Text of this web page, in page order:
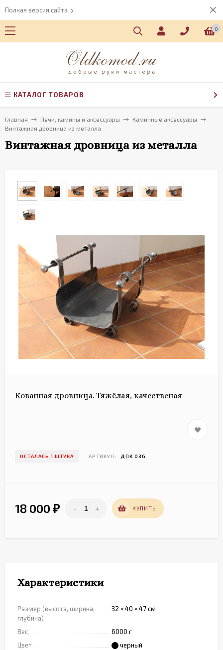
Полная версия сайта
0
КАТАЛОГ ТОВАРОВ
Главная Печи, камины и аксессуары
Каминные аксессуары
Винтажная дровница из металла
Винтажная дровница из металла
Кованная дровница. Тяжёлая, качественая
ОСТАЛАСЬ 1 ШТУКА АРТИКУЛ: ДПК 036
18 000 ₽ - + КУПИТЬ
Характеристики
Размер (высота, ширина,
глубина)
32 × 40 × 47 см
Вес
6000 г
Цвет
черный